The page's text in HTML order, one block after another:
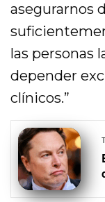
asegurarnos
las personas
depender
clínicos.”